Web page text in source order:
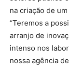
na criação de
“Teremos a
arranjo de
intenso nos
nossa agência